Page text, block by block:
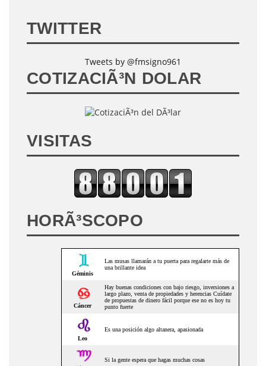
TWITTER
Tweets by @fmsigno961
COTIZACIÃ³N DOLAR
VISITAS
HORÃ³SCOPO